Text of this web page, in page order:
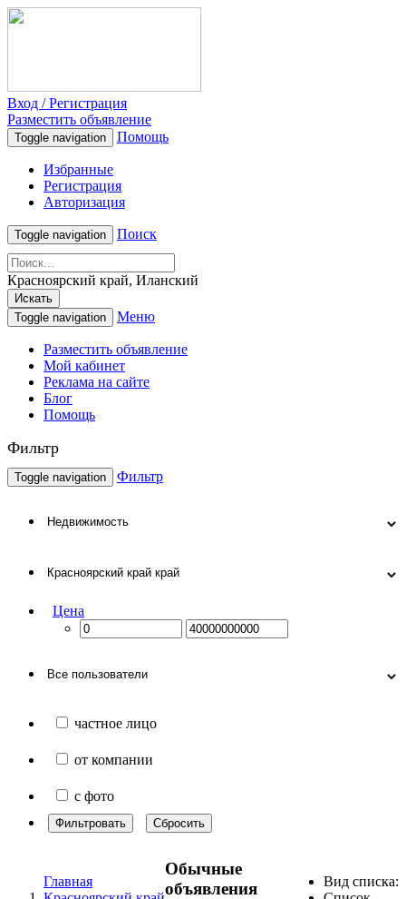
Вход / Регистрация
Разместить объявление
Toggle navigation Помощь
Избранные
Регистрация
Авторизация
Toggle navigation Поиск
Красноярский край, Иланский
Искать
Toggle navigation
Меню
Разместить объявление
Мой кабинет
Реклама на сайте
Блог
Помощь
Фильтр
Toggle navigation Фильтр
Цена
частное лицо
от компании
с фото
Фильтровать Сбросить
Главная
Вид списка:
Обычные
объявления